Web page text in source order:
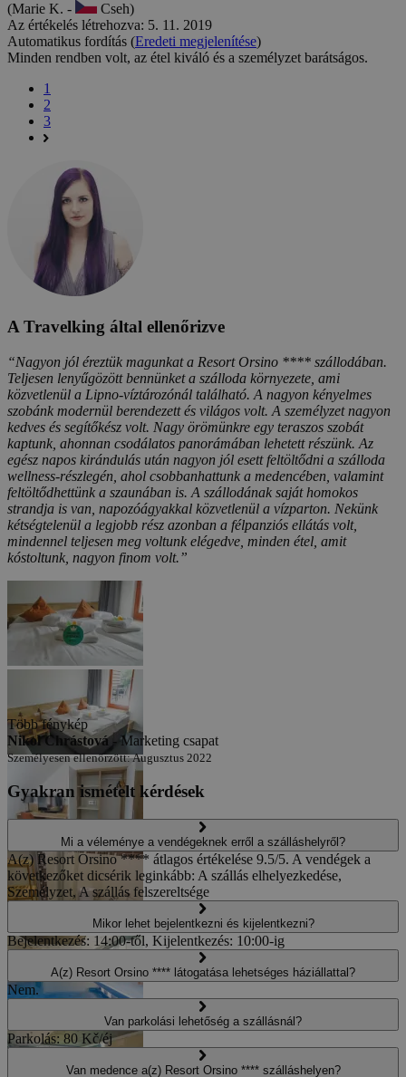
(Marie K. -
Cseh)
Az értékelés létrehozva: 5. 11. 2019
Automatikus fordítás (Eredeti megjelenítése)
Minden rendben volt, az étel kiváló és a személyzet barátságos.
1
2
3
A Travelking által ellenőrizve
“Nagyon jól éreztük magunkat a Resort Orsino **** szállodában.
Teljesen lenyűgözött bennünket a szálloda környezete, ami
közvetlenül a Lipno-víztározónál található. A nagyon kényelmes
szobánk modernül berendezett és világos volt. A személyzet nagyon
kedves és segítőkész volt. Nagy örömünkre egy teraszos szobát
kaptunk, ahonnan csodálatos panorámában lehetett részünk. Az
egész napos kirándulás után nagyon jól esett feltöltődni a szálloda
wellness-részlegén, ahol csobbanhattunk a medencében, valamint
feltöltődhettünk a szaunában is. A szállodának saját homokos
strandja is van, napozóágyakkal közvetlenül a vízparton. Nekünk
kétségtelenül a legjobb rész azonban a félpanziós ellátás volt,
mindennel teljesen meg voltunk elégedve, minden étel, amit
kóstoltunk, nagyon finom volt.”
Több fénykép
Nikol Chrástová - Marketing csapat
Személyesen ellenőrzött: Augusztus 2022
Gyakran ismételt kérdések
Mi a véleménye a vendégeknek erről a szálláshelyről?
A(z) Resort Orsino **** átlagos értékelése 9.5/5. A vendégek a
következőket dicsérik leginkább: A szállás elhelyezkedése,
Személyzet, A szállás felszereltsége
Mikor lehet bejelentkezni és kijelentkezni?
Bejelentkezés: 14:00-től, Kijelentkezés: 10:00-ig
A(z) Resort Orsino **** látogatása lehetséges háziállattal?
Nem.
Van parkolási lehetőség a szállásnál?
Parkolás: 80 Kč/éj
Van medence a(z) Resort Orsino **** szálláshelyen?